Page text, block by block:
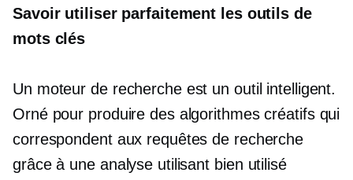
Savoir utiliser parfaitement les outils de
mots clés
Un moteur de recherche est un outil intelligent.
Orné pour produire des algorithmes créatifs qui
correspondent aux requêtes de recherche
grâce à une analyse utilisant bien utilisé